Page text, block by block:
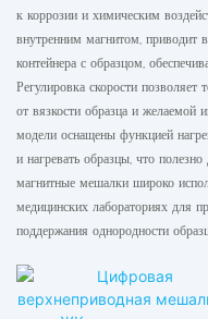
к коррозии и химическим
внутренним магнитом, приводит
контейнера с образцом,
Регулировка скорости позволяет
от вязкости образца и желаемой
модели оснащены функцией
и нагревать образцы, что
магнитные мешалки широко
медицинских лабораториях для
поддержания однородности